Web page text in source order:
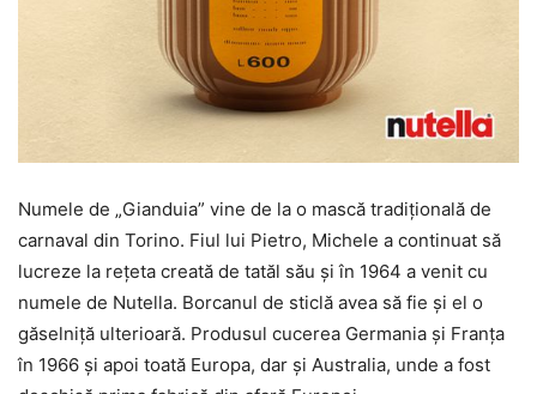
Numele de „Gianduia” vine de la o mască tradiţională de
carnaval din Torino. Fiul lui Pietro, Michele a continuat să
lucreze la reţeta creată de tatăl său şi în 1964 a venit cu
numele de Nutella. Borcanul de sticlă avea să fie şi el o
găselniţă ulterioară. Produsul cucerea Germania şi Franţa
în 1966 şi apoi toată Europa, dar şi Australia, unde a fost